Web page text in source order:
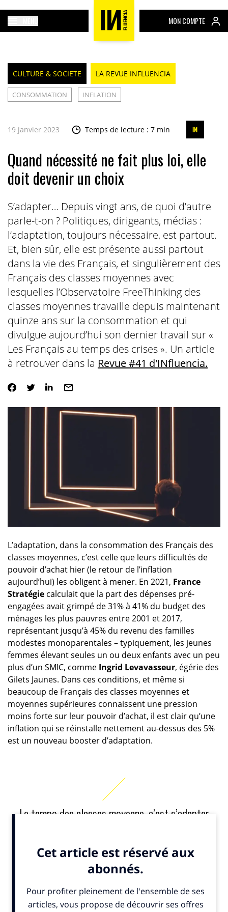
MON COMPTE
CULTURE & SOCIETE LA REVUE INFLUENCIA
CONSOMMATION INFLATION
19 janvier 2023 Temps de lecture : 7 min
Quand nécessité ne fait plus loi, elle
doit devenir un choix
S’adapter… Depuis vingt ans, de quoi d’autre
parle-t-on ? Politiques, dirigeants, médias :
l’adaptation, toujours nécessaire, est partout.
Et, bien sûr, elle est présente aussi partout
dans la vie des Français, et singulièrement des
Français des classes moyennes avec
lesquelles l’Observatoire FreeThinking des
classes moyennes travaille depuis maintenant
quinze ans sur la consommation et qui
divulgue aujourd’hui son dernier travail sur «
Les Français au temps des crises ». Un article
à retrouver dans la Revue #41 d'INfluencia.
L’adaptation, dans la consommation des Français des
classes moyennes, c’est celle que leurs difficultés de
pouvoir d’achat hier (le retour de l’inflation
aujourd’hui) les obligent à mener. En 2021, France
Stratégiecalculait que la part des dépenses pré-
engagées avait grimpé de 31% à 41% du budget des
ménages les plus pauvres entre 2001 et 2017,
représentant jusqu’à 45% du revenu des familles
modestes monoparentales – typiquement, les jeunes
femmes élevant seules un ou deux enfants avec un peu
plus d’un SMIC, comme Ingrid Levavasseur, égérie des
Gilets Jaunes. Dans ces conditions, et même si
beaucoup de Français des classes moyennes et
moyennes supérieures connaissent une pression
moins forte sur leur pouvoir d’achat, il est clair qu’une
inflation qui se réinstalle nettement au-dessus des 5%
est un nouveau booster d’adaptation.
Le tempo des classes moyenne, c’est s’adapter
l’État, les grandes entreprises…
Pas d’autres voies que celle de l’adaptation